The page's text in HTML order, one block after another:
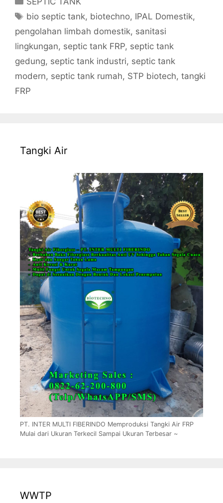
Tags
bio septic tank, biotechno, IPAL Domestik,
pengolahan limbah domestik, sanitasi
lingkungan, septic tank FRP, septic tank
gedung, septic tank industri, septic tank
modern, septic tank rumah, STP biotech, tangki
FRP
Tangki Air
PT. INTER MULTI FIBERINDO Memproduksi Tangki Air FRP
Mulai dari Ukuran Terkecil Sampai Ukuran Terbesar ~
WWTP